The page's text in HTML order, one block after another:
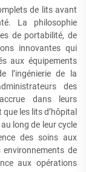
de lits avant
La philosophie
de portabilité, de
innovantes qui
aux équipements
l’ingénierie de la
des
dans leurs
les lits d’hôpital
long de leur cycle
des soins aux
de
aux opérations